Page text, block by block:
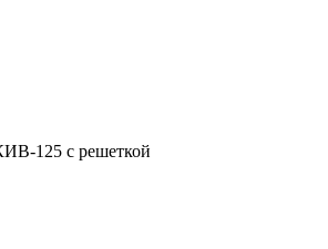
125 с решеткой